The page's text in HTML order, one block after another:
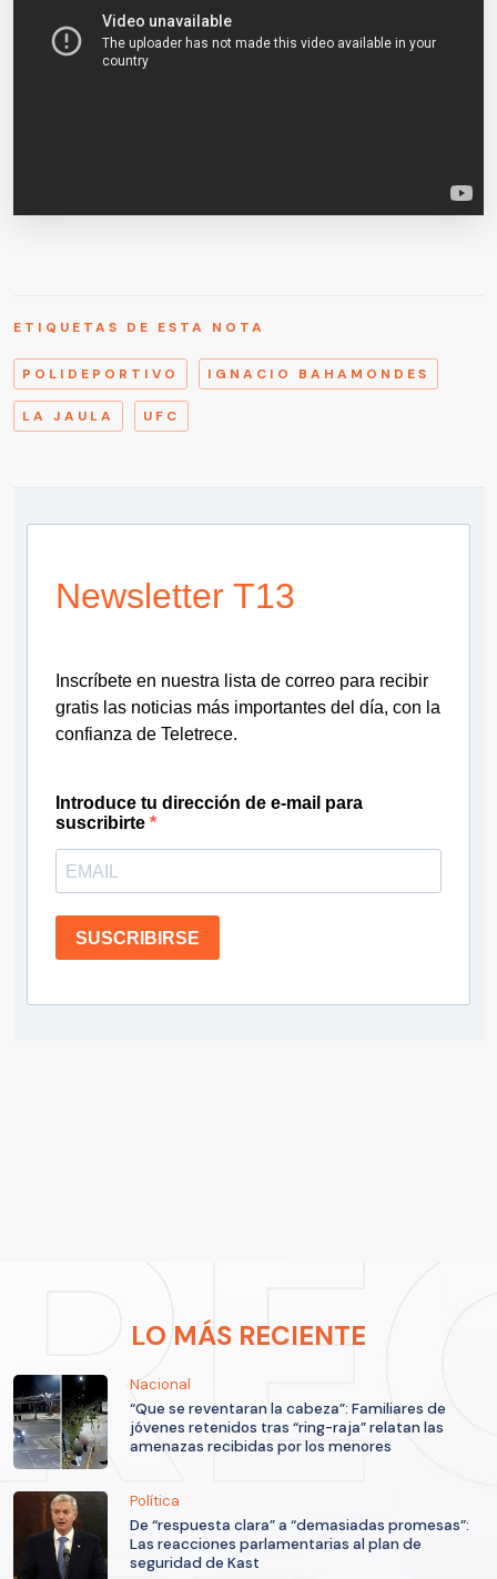
ETIQUETAS DE ESTA NOTA
POLIDEPORTIVO IGNACIO BAHAMONDES
LA JAULA UFC
Newsletter T13
Inscríbete en nuestra lista de correo para recibir
gratis las noticias más importantes del día, con la
confianza de Teletrece.
Introduce tu dirección de e-mail para
suscribirte
SUSCRIBIRSE
LO MÁS RECIENTE
Nacional
“Que se reventaran la cabeza”: Familiares de
jóvenes retenidos tras “ring-raja” relatan las
amenazas recibidas por los menores
Política
De “respuesta clara” a “demasiadas promesas”:
Las reacciones parlamentarias al plan de
seguridad de Kast